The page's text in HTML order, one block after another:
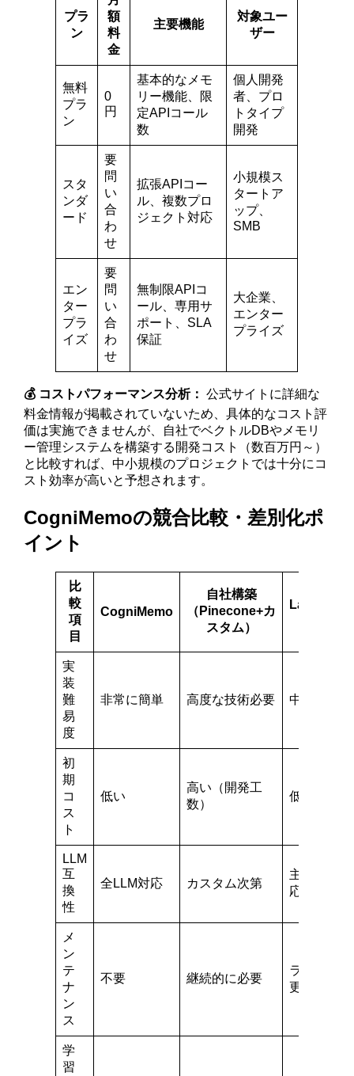
プラ
ン
額
料
金
主要機能
対象ユー
ザー
無料
プラ
ン
0
円
基本的なメモ
リー機能、限
定APIコール
数
個人開発
者、プロ
トタイプ
開発
スタ
ンダ
ード
要
問
い
合
わ
せ
拡張APIコー
ル、複数プロ
ジェクト対応
小規模ス
タートア
ップ、
SMB
エン
ター
プラ
イズ
要
問
い
合
わ
せ
無制限APIコ
ール、専用サ
ポート、SLA
保証
大企業、
エンター
プライズ
💰 コストパフォーマンス分析： 公式サイトに詳細な
料金情報が掲載されていないため、具体的なコスト評
価は実施できませんが、自社でベクトルDBやメモリ
ー管理システムを構築する開発コスト（数百万円～）
と比較すれば、中小規模のプロジェクトでは十分にコ
スト効率が高いと予想されます。
CogniMemoの競合比較・差別化ポ
イント
比
較
項
目
CogniMemo
自社構築
（Pinecone+カ
スタム）
実
装
難
易
度
非常に簡単 高度な技術必要 中程度
初
期
コ
ス
ト
低い
高い（開発工
数）
低い
LLM
互
換
性
全LLM対応 カスタム次第
主要LLM対
応
メ
ン
テ
ナ
ン
ス
不要 継続的に必要
ライブラリ
更新必要
学
習